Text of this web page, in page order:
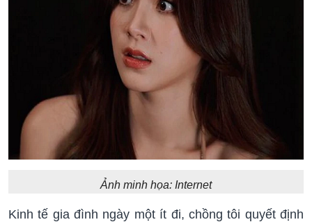
Ảnh minh họa: Internet
Kinh tế gia đình ngày một ít đi, chồng tôi quyết định